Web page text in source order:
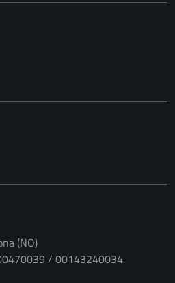
(NO)
/ 00143240034